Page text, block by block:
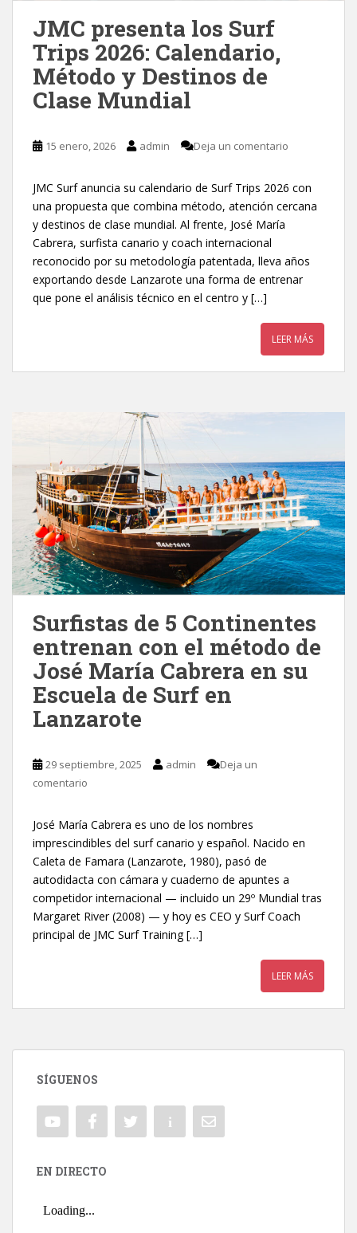
JMC presenta los Surf
Trips 2026: Calendario,
Método y Destinos de
Clase Mundial
15 enero, 2026 admin Deja un comentario
JMC Surf anuncia su calendario de Surf Trips 2026 con
una propuesta que combina método, atención cercana
y destinos de clase mundial. Al frente, José María
Cabrera, surfista canario y coach internacional
reconocido por su metodología patentada, lleva años
exportando desde Lanzarote una forma de entrenar
que pone el análisis técnico en el centro y […]
LEER MÁS
Surfistas de 5 Continentes
entrenan con el método de
José María Cabrera en su
Escuela de Surf en
Lanzarote
29 septiembre, 2025 admin
Deja un
comentario
José María Cabrera es uno de los nombres
imprescindibles del surf canario y español. Nacido en
Caleta de Famara (Lanzarote, 1980), pasó de
autodidacta con cámara y cuaderno de apuntes a
competidor internacional — incluido un 29º Mundial tras
Margaret River (2008) — y hoy es CEO y Surf Coach
principal de JMC Surf Training […]
LEER MÁS
SÍGUENOS
EN DIRECTO